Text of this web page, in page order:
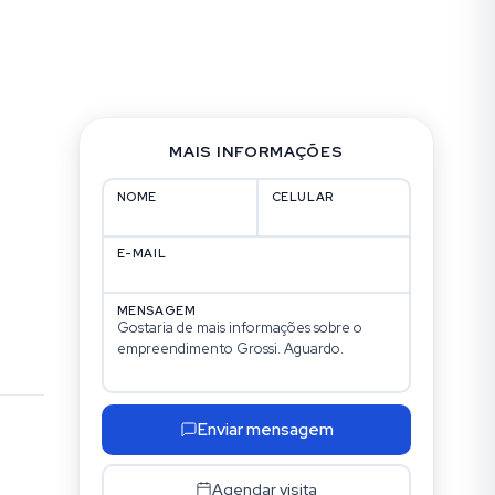
MAIS INFORMAÇÕES
NOME CELULAR
E-MAIL
MENSAGEM
Enviar mensagem
Agendar visita